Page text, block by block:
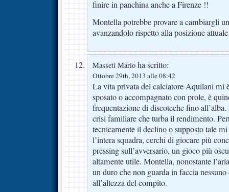
finire in panchina anche a Firenze !!
Montella potrebbe provare a cambiargli
avanzandolo rispetto alla posizione
Masseti Mario ha scritto:
Ottobre 29th, 2013 alle 08:42
La vita privata del calciatore Aquilani mi
sposato o accompagnato con prole, è
frequentazione di discoteche fino all’alba.
crisi familiare che turba il rendimento.
tecnicamente il declino o supposto tale
l’intera squadra, cerchi di giocare più
pressing sull’avversario, un gioco più
altamente utile. Montella, nonostante
un duro che non guarda in faccia
all’altezza del compito.